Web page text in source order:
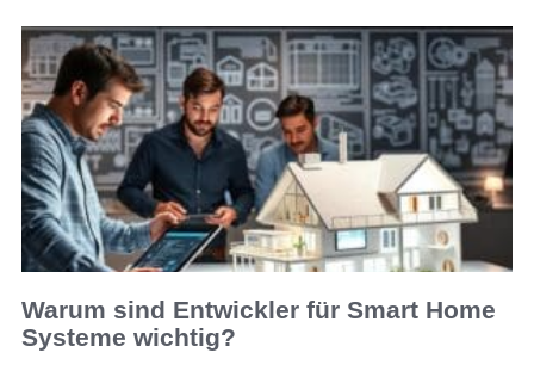
Warum sind Entwickler für Smart Home
Systeme wichtig?